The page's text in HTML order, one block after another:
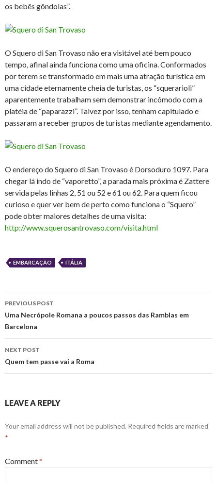
os bebês gôndolas”.
O Squero di San Trovaso não era visitável até bem pouco
tempo, afinal ainda funciona como uma oficina. Conformados
por terem se transformado em mais uma atração turística em
uma cidade eternamente cheia de turistas, os “squerarioli”
aparentemente trabalham sem demonstrar incômodo com a
platéia de “paparazzi”. Talvez por isso, tenham capitulado e
passaram a receber grupos de turistas mediante agendamento.
O endereço do Squero di San Trovaso é Dorsoduro 1097. Para
chegar lá indo de “vaporetto”, a parada mais próxima é Zattere
servida pelas linhas 2, 51 ou 52 e 61 ou 62. Para quem ficou
curioso e quer ver bem de perto como funciona o “Squero”
pode obter maiores detalhes de uma visita:
http://www.squerosantrovaso.com/visita.html
EMBARCAÇÃO ITÁLIA
Post
navigation
PREVIOUS POST
Uma Necrópole Romana a poucos passos das Ramblas em
Barcelona
NEXT POST
Quem tem passe vai a Roma
LEAVE A REPLY
Your email address will not be published. Required fields are marked
*
Comment*